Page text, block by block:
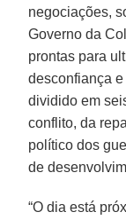
negociações,
Governo da
prontas para
desconfiança
dividido em
conflito, da
político dos
de
“O dia está